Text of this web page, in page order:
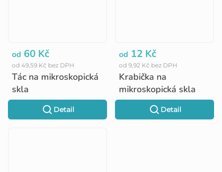
Tác na mikroskopická
skla
od 49,59 Kč bez DPH
od 60 Kč
Detail
Krabička na
mikroskopická skla
od 9,92 Kč bez DPH
od 12 Kč
Detail